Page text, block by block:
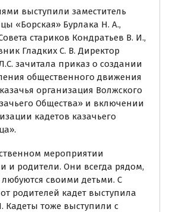
выступили заместитель
«Борская» Бурлака Н. А.,
стариков Кондратьев В. И.,
Гладких С. В. Директор
зачитала приказ о создании
общественного движения
организация Волжского
Общества» и включении
кадетов казачьего
мероприятии
и родители. Они всегда рядом,
своими детьми. С
родителей кадет выступила
Кадеты тоже выступили с